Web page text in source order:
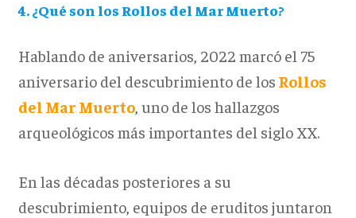
4. ¿Qué son los Rollos del Mar Muerto?
Hablando de aniversarios, 2022 marcó el 75
aniversario del descubrimiento de los Rollos
del Mar Muerto, uno de los hallazgos
arqueológicos más importantes del siglo XX.
En las décadas posteriores a su
descubrimiento, equipos de eruditos juntaron